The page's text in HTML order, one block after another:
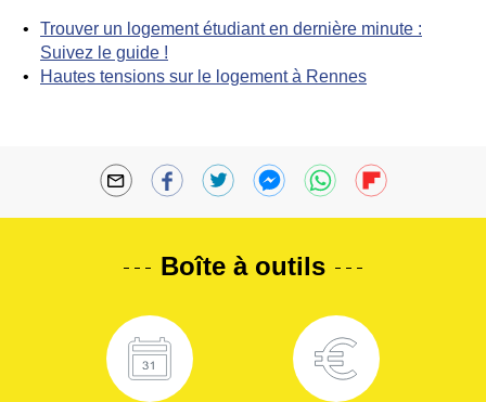
Trouver un logement étudiant en dernière minute :
Suivez le guide !
Hautes tensions sur le logement à Rennes
Boîte à outils